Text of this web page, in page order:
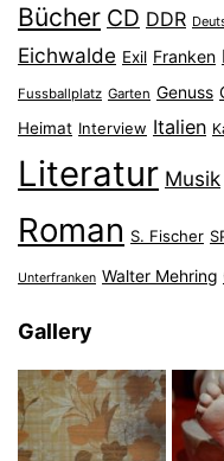
Bücher CD DDR
Eichwalde Exil Franken
Fussballplatz Garten Genuss
Heimat Interview Italien
Literatur Musik
Roman S. Fischer
Unterfranken Walter Mehring
Gallery